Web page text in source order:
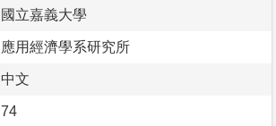
國立嘉義大學
應用經濟學系研究所
中文
74